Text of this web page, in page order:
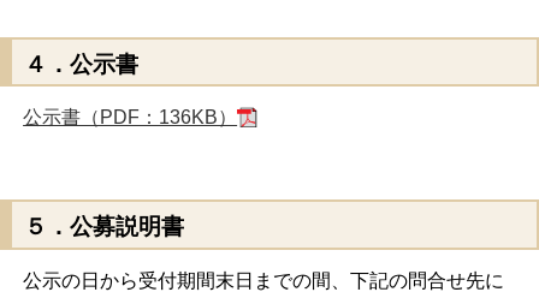
４．公示書
公示書（PDF：136KB）
５．公募説明書
公示の日から受付期間末日までの間、下記の問合せ先に